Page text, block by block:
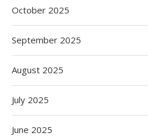
October 2025
September 2025
August 2025
July 2025
June 2025